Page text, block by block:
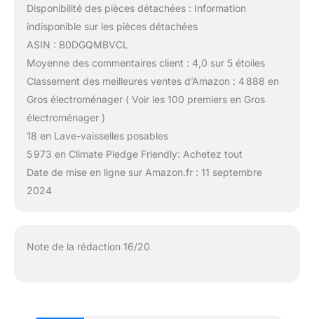
Disponibilité des pièces détachées : Information
indisponible sur les pièces détachées
ASIN : B0DGQMBVCL
Moyenne des commentaires client : 4,0 sur 5 étoiles
Classement des meilleures ventes d’Amazon : 4 888 en
Gros électroménager ( Voir les 100 premiers en Gros
électroménager )
18 en Lave-vaisselles posables
5 973 en Climate Pledge Friendly: Achetez tout
Date de mise en ligne sur Amazon.fr : 11 septembre
2024
Note de la rédaction 16/20